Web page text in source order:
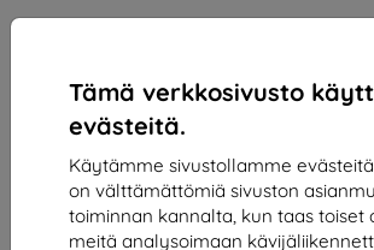
Tämä verkkosivusto
evästeitä.
Käytämme sivustollamme
on välttämättömiä sivuston
toiminnan kannalta, kun taas toiset
meitä analysoimaan